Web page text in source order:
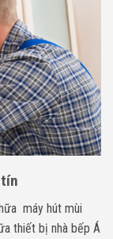
máy hút mùi
thiết bị nhà bếp Á